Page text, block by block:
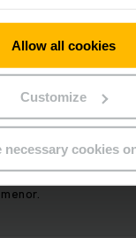
Allow all cookies
Customize
necessary cookies
va equipada con un
Si algún obstáculo
inmediatamente.
AGV sigue
y el valor son
individual de la
tiene una